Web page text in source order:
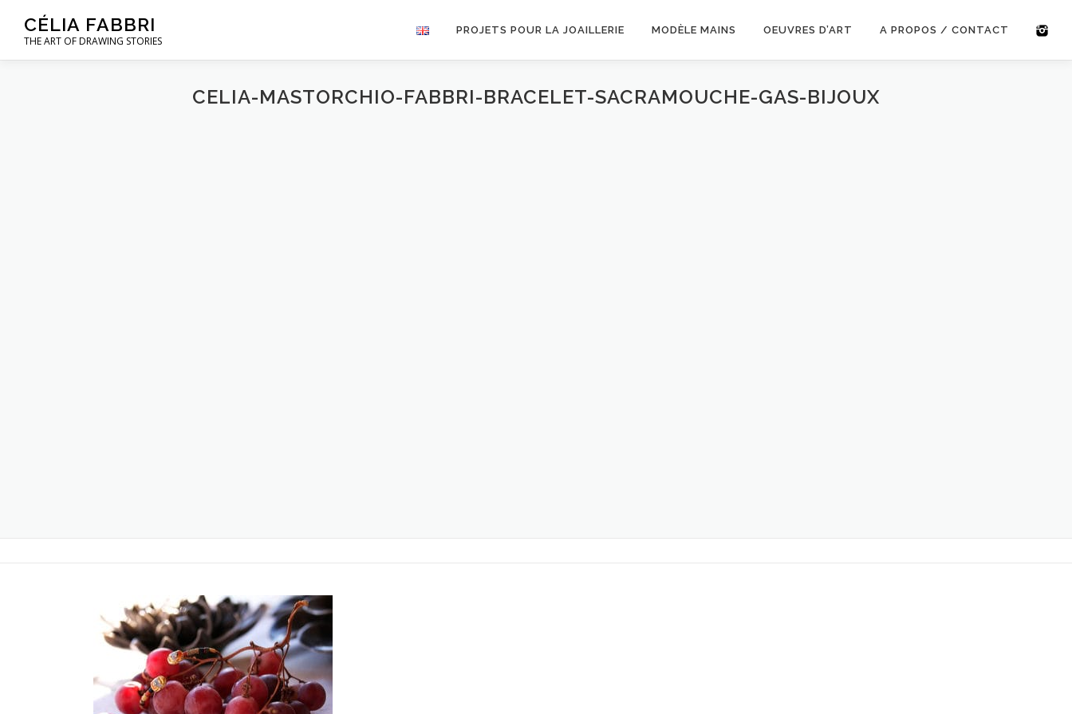
contenu
CÉLIA FABBRI
THE ART OF DRAWING STORIES
PROJETS POUR LA JOAILLERIE MODÈLE MAINS OEUVRES D’ART A PROPOS / CONTACT
CELIA-MASTORCHIO-FABBRI-BRACELET-SACRAMOUCHE-GAS-BIJOUX